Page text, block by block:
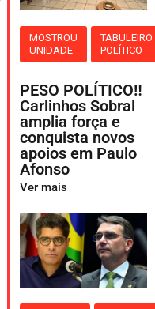
MOSTROU
UNIDADE
TABULEIRO
POLÍTICO
PESO POLÍTICO‼️
Carlinhos Sobral
amplia força e
conquista novos
apoios em Paulo
Afonso
Ver mais